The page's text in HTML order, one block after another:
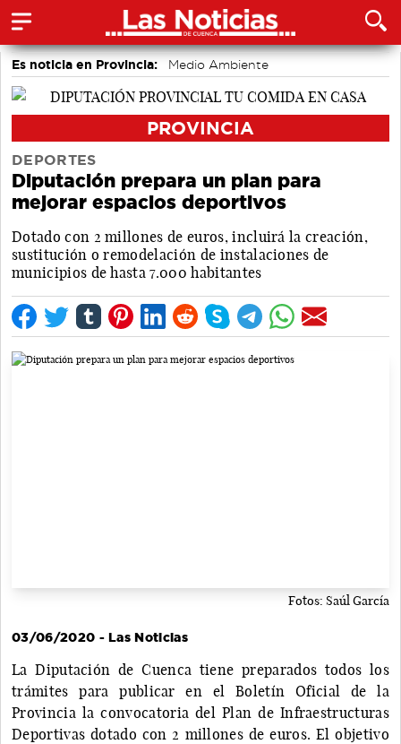
Es noticia en Provincia:
Medio Ambiente
accidentes laborales
PROVINCIA
DEPORTES
Diputación prepara un plan para
mejorar espacios deportivos
Dotado con 2 millones de euros, incluirá la creación,
sustitución o remodelación de instalaciones de
municipios de hasta 7.000 habitantes
Fotos: Saúl García
03/06/2020 - Las Noticias
La Diputación de Cuenca tiene preparados todos los
trámites para publicar en el Boletín Oficial de la
Provincia la convocatoria del Plan de Infraestructuras
Deportivas dotado con 2 millones de euros. El objetivo